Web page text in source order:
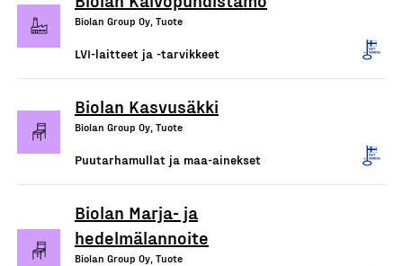
Biolan Group Oy, Tuote
LVI-laitteet ja -tarvikkeet
Biolan Kasvusäkki
Biolan Group Oy, Tuote
Puutarhamullat ja maa-ainekset
Biolan Marja- ja
hedelmälannoite
Biolan Group Oy, Tuote